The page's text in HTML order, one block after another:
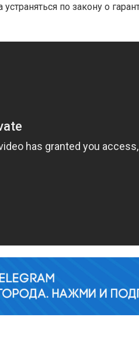
по закону о